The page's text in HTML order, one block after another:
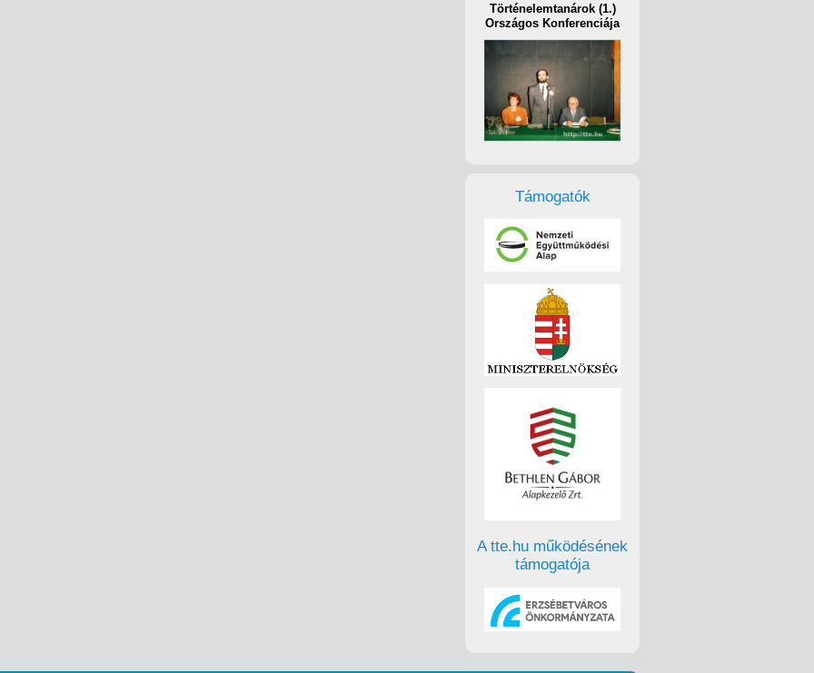
Történelemtanárok (1.)
Országos Konferenciája
Támogatók
A tte.hu működésének
támogatója